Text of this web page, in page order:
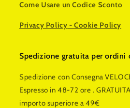
Come Usare un Codice Sconto
Privacy Policy -Cookie Policy
Spedizione gratuita per ordini
Spedizione con Consegna
Espresso in 48-72 ore .
importo superiore a 49€